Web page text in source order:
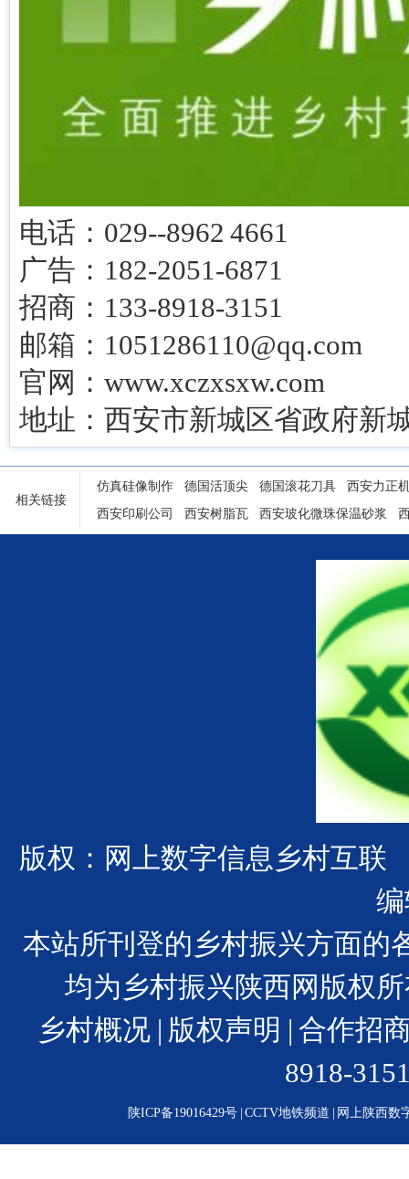
电话：029--8962 4661
广告：182-2051-6871
招商：133-8918-3151
邮箱：1051286110@qq.com
官网：www.xczxsxw.com
地址：西安市新城区省政府新
相关链接
仿真硅像制作 德国活顶尖 德国滚花刀具
西安力正
西安印刷公司
西安树脂瓦 西安玻化微珠保温砂浆
版权：网上数字信息乡村互
本站所刊登的乡村振兴方面的
均为乡村振兴陕西网版权
乡村概况
版权声明 |合作招
8918-
陕ICP备19016429号 |CCTV地铁频道 网上陕西数